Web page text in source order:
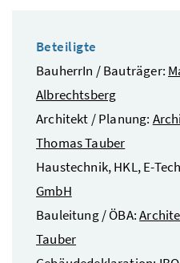
Beteiligte
BauherrIn / Bauträger:
Albrechtsberg
Architekt / Planung:
Thomas Tauber
Haustechnik, HKL, E-
GmbH
Bauleitung / ÖBA:
Tauber